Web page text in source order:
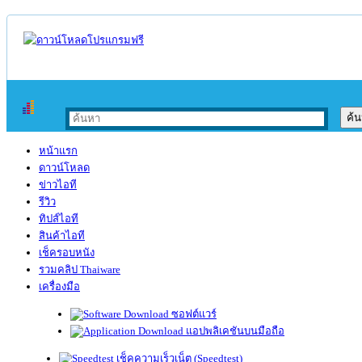
หน้าแรก
ดาวน์โหลด
ข่าวไอที
รีวิว
ทิปส์ไอที
สินค้าไอที
เช็ครอบหนัง
รวมคลิป Thaiware
เครื่องมือ
ซอฟต์แวร์
แอปพลิเคชันบนมือถือ
เช็คความเร็วเน็ต (Speedtest)